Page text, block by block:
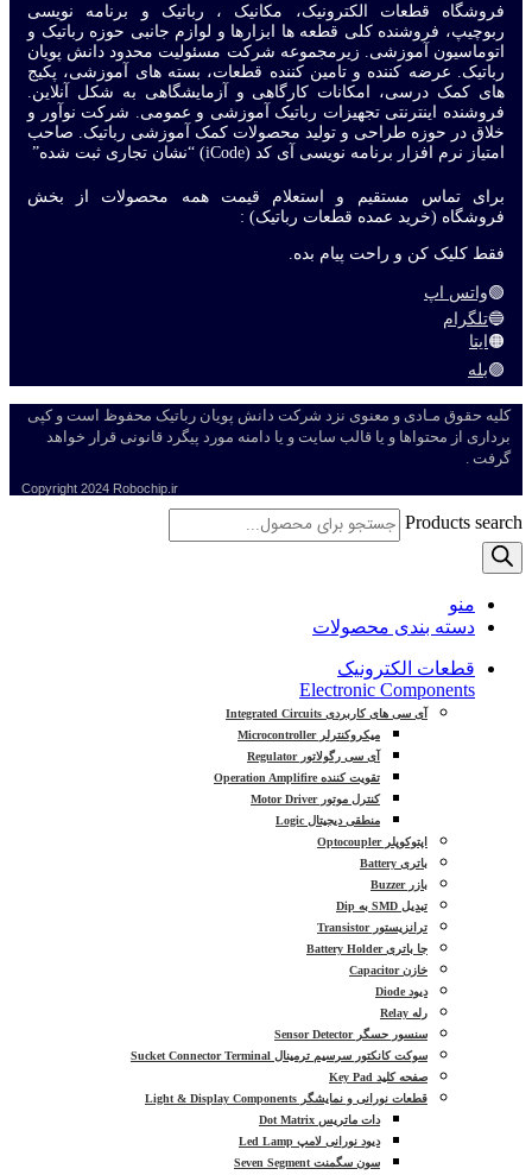
فروشگاه قطعات الکترونیک، مکانیک ، رباتیک و برنامه نویسی
ربوچیپ، فروشنده کلی قطعه ها ابزارها و لوازم جانبی حوزه رباتیک و
اتوماسیون آموزشی. زیرمجموعه شرکت مسئولیت محدود دانش پویان
رباتیک. عرضه کننده و تامین کننده قطعات، بسته های آموزشی، پکیج
های کمک درسی، امکانات کارگاهی و آزمایشگاهی به شکل آنلاین.
فروشنده اینترنتی تجهیزات رباتیک آموزشی و عمومی. شرکت نوآور و
خلاق در حوزه طراحی و تولید محصولات کمک آموزشی رباتیک. صاحب
امتیاز نرم افزار برنامه نویسی آی کد (iCode) “نشان تجاری ثبت شده”
برای تماس مستقیم و استعلام قیمت همه محصولات از بخش
فروشگاه (خرید عمده قطعات رباتیک) :
فقط کلیک کن و راحت پیام بده.
🟢واتس اپ
🔵تلگرام
🟠ایتا
🟣بله
کلیه حقوق مـادی و معنوی نزد شرکت دانش پویان رباتیک محفوظ است و کپی
برداری از محتواها و یا قالب سایت و یا دامنه مورد پیگرد قانونی قرار خواهد
گرفت .
Copyright 2024 Robochip.ir
Products search
منو
دسته بندی محصولات
قطعات الکترونیک
Electronic Components
آی سی های کاربردی Integrated Circuits
میکروکنترلر Microcontroller
آی سی رگولاتور Regulator
تقویت کننده Operation Amplifire
کنترل موتور Motor Driver
منطقی دیجیتال Logic
اپتوکوپلر Optocoupler
باتری Battery
بازر Buzzer
تبدیل SMD به Dip
ترانزیستور Transistor
جا باتری Battery Holder
خازن Capacitor
دیود Diode
رله Relay
سنسور حسگر Sensor Detector
سوکت کانکتور سرسیم ترمینال Sucket Connector Terminal
صفحه کلید Key Pad
قطعات نورانی و نمایشگر Light & Display Components
دات ماتریس Dot Matrix
دیود نورانی لامپ Led Lamp
سون سگمنت Seven Segment